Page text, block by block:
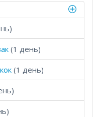
(1 день)
(1 день)